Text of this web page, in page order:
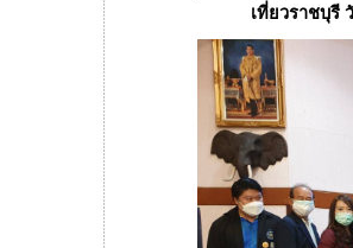
เที่ยวราชบุรี